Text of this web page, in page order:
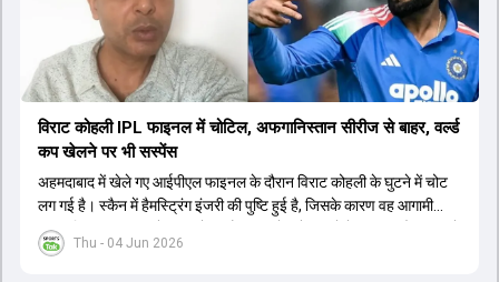
Thu - 04 Jun 2026
विराट कोहली IPL फाइनल में चोटिल, अफगानिस्तान सीरीज से बाहर, वर्ल्ड
कप खेलने पर भी सस्पेंस
अहमदाबाद में खेले गए आईपीएल फाइनल के दौरान विराट कोहली के घुटने में चोट
लग गई है। स्कैन में हैमस्ट्रिंग इंजरी की पुष्टि हुई है, जिसके कारण वह आगामी
अफगानिस्तान सीरीज से बाहर हो गए हैं। इस चोट से उबरने में सामान्य तौर पर 4 से
12 हफ्ते का समय लग सकता है, और अगर सर्जरी की जरूरत पड़ी तो 3 से 5 महीने